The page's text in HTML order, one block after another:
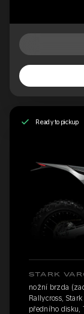
Ready to pickup
STARK
nožní brzda
Rallycross,
předního disku,